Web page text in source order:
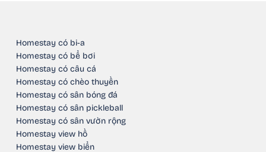
Homestay có bi-a
Homestay có bể bơi
Homestay có câu cá
Homestay có chèo thuyền
Homestay có sân bóng đá
Homestay có sân pickleball
Homestay có sân vườn rộng
Homestay view hồ
Homestay view biển